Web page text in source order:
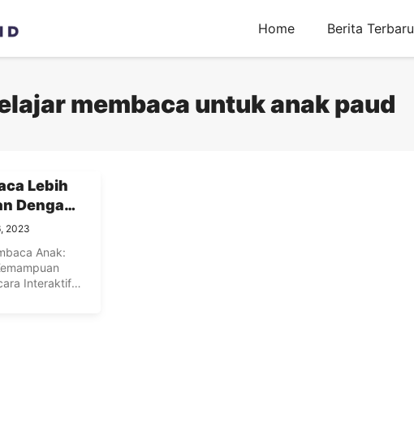
Home Berita Terbaru
membaca untuk anak paud
Lebih
Dengan
Untuk
2023
Anak:
Interaktif